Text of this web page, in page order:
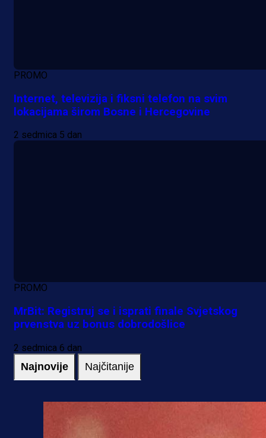
PROMO
Internet, televizija i fiksni telefon na svim
lokacijama širom Bosne i Hercegovine
2 sedmica 5 dan
PROMO
MrBit: Registruj se i isprati finale Svjetskog
prvenstva uz bonus dobrodošlice
2 sedmica 6 dan
Najnovije Najčitanije